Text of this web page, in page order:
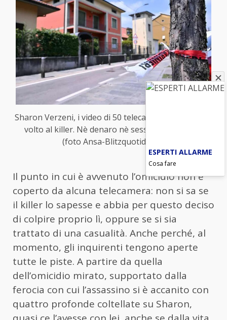
Sharon Verzeni, i video di 50 telecamere per dare un
volto al killer. Nè denaro nè sesso tra i moventi
(foto Ansa-Blitzquotidiano)
Il punto in cui è avvenuto l’omicidio non è
coperto da alcuna telecamera: non si sa se
il killer lo sapesse e abbia per questo deciso
di colpire proprio lì, oppure se si sia
trattato di una casualità. Anche perché, al
momento, gli inquirenti tengono aperte
tutte le piste. A partire da quella
dell’omicidio mirato, supportato dalla
ferocia con cui l’assassino si è accanito con
quattro profonde coltellate su Sharon,
ESPERTI ALLARME
Cosa fare